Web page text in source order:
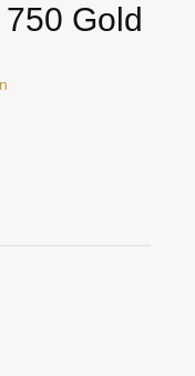
Gold